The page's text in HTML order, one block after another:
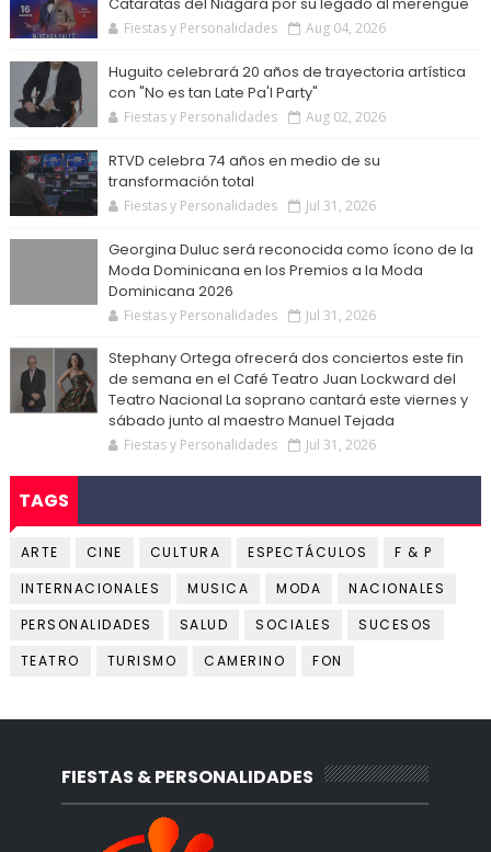
Fiestas y Personalidades Aug 04, 2026
Huguito celebrará 20 años de trayectoria artística
con "No es tan Late Pa'l Party"
Fiestas y Personalidades Aug 02, 2026
RTVD celebra 74 años en medio de su
transformación total
Fiestas y Personalidades Jul 31, 2026
Georgina Duluc será reconocida como ícono de la
Moda Dominicana en los Premios a la Moda
Dominicana 2026
Fiestas y Personalidades Jul 31, 2026
Stephany Ortega ofrecerá dos conciertos este fin
de semana en el Café Teatro Juan Lockward del
Teatro Nacional La soprano cantará este viernes y
sábado junto al maestro Manuel Tejada
Fiestas y Personalidades Jul 31, 2026
TAGS
ARTE CINE CULTURA ESPECTÁCULOS
F & P
INTERNACIONALES
MUSICA MODA
NACIONALES
PERSONALIDADES
SALUD SOCIALES
SUCESOS
TEATRO
TURISMO CAMERINO FON
FIESTAS & PERSONALIDADES